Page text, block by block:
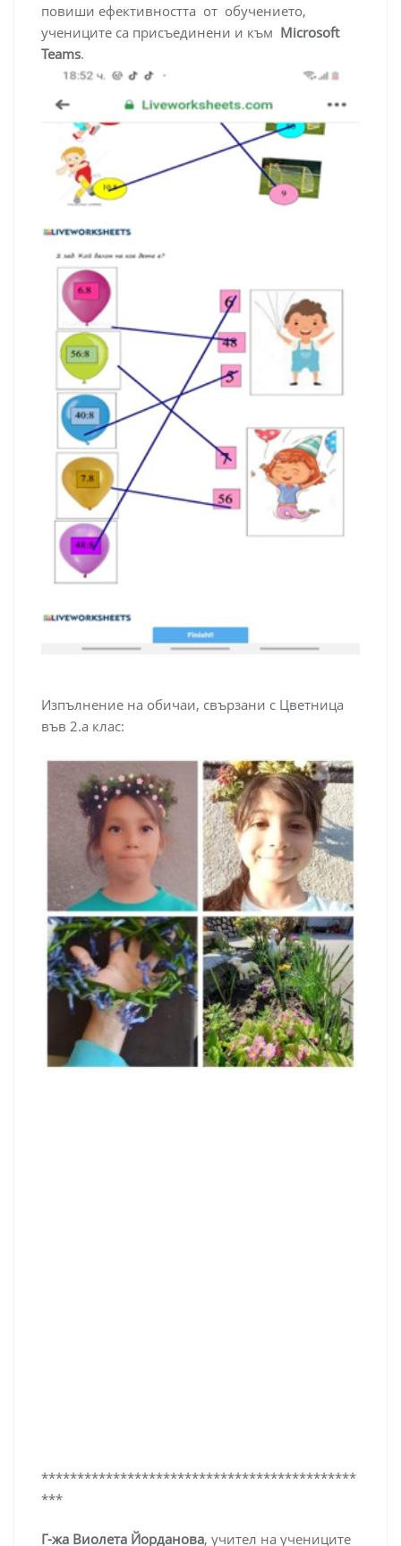
повиши ефективността от обучението,
учениците са присъединени и към Microsoft
Teams.
Изпълнение на обичаи, свързани с Цветница
във 2.а клас:
********************************************
***
Г-жа Виолета Йорданова, учител на учениците